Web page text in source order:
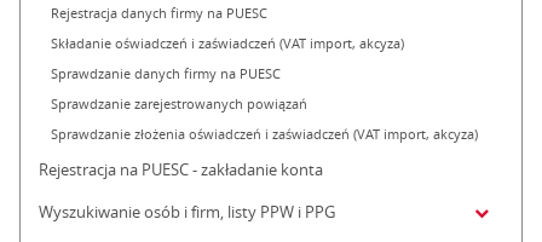
Rejestracja danych firmy na PUESC
Składanie oświadczeń i zaświadczeń (VAT import, akcyza)
Sprawdzanie danych firmy na PUESC
Sprawdzanie zarejestrowanych powiązań
Sprawdzanie złożenia oświadczeń i zaświadczeń (VAT import, akcyza)
Rejestracja na PUESC - zakładanie konta
Wyszukiwanie osób i firm, listy PPW i PPG